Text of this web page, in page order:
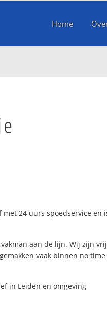
Home
24 uurs spoedservice en
aan de lijn. Wij zijn
vaak binnen no
in Leiden en omgeving